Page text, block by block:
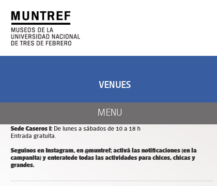
Días y horarios de apertura de MUNTREF
De miércoles a domingos de 11 a 18 h.
Sede Caseros I: De lunes a sábados de 10 a 18 h
Entrada gratuita.
Seguinos en Instagram, en @muntref; activá las notificaciones (en la
campanita) y enteratede todas las actividades para chicos, chicas y
grandes.
MENU
VENUES
CENTER OF ART
AND NATURE
ART AND SCIENCE